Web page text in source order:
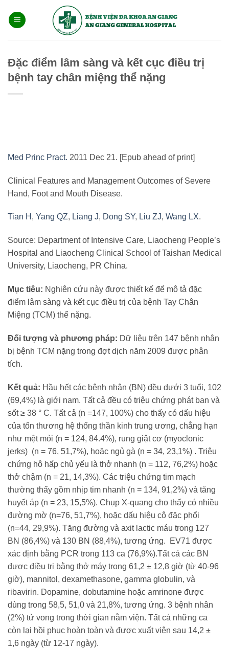
qua
Đặc điểm lâm sàng và kết cục điều trị
bệnh tay chân miệng thể nặng
Med Princ Pract. 2011 Dec 21. [Epub ahead of print]
Clinical Features and Management Outcomes of Severe
Hand, Foot and Mouth Disease.
Tian H , Yang QZ, Liang J, Dong SY, Liu ZJ, Wang LX.
Source: Department of Intensive Care, Liaocheng People’s
Hospital and Liaocheng Clinical School of Taishan Medical
University, Liaocheng, PR China.
Mục tiêu: Nghiên cứu này được thiết kế để mô tả đặc
điểm lâm sàng và kết cục điều trị của bệnh Tay Chân
Miệng (TCM) thể nặng.
Đối tượng và phương pháp: Dữ liệu trên 147 bệnh nhân
bị bệnh TCM nặng trong đợt dịch năm 2009 được phân
tích.
Kết quả: Hầu hết các bệnh nhân (BN) đều dưới 3 tuổi, 102
(69,4%) là giới nam. Tất cả đều có triệu chứng phát ban và
sốt ≥ 38 ° C. Tất cả (n =147, 100%) cho thấy có dấu hiệu
của tổn thương hệ thống thần kinh trung ương, chẳng hạn
như mệt mỏi (n = 124, 84.4%), rung giật cơ (myoclonic
jerks) (n = 76, 51,7%), hoặc ngủ gà (n = 34, 23,1%) . Triệu
chứng hô hấp chủ yếu là thở nhanh (n = 112, 76,2%) hoặc
thở chậm (n = 21, 14,3%). Các triệu chứng tim mạch
thường thấy gồm nhịp tim nhanh (n = 134, 91,2%) và tăng
huyết áp (n = 23, 15,5%). Chụp X-quang cho thấy có nhiều
đường mờ (n=76, 51,7%), hoặc dấu hiệu cô đặc phổi
(n=44, 29,9%). Tăng đường và axit lactic máu trong 127
BN (86,4%) và 130 BN (88,4%), tương ứng. EV71 được
xác định bằng PCR trong 113 ca (76,9%).Tất cả các BN
được điều trị bằng thở máy trong 61,2 ± 12,8 giờ (từ 40-96
giờ), mannitol, dexamethasone, gamma globulin, và
ribavirin. Dopamine, dobutamine hoặc amrinone được
dùng trong 58,5, 51,0 và 21,8%, tương ứng. 3 bệnh nhân
(2%) tử vong trong thời gian nằm viện. Tất cả những ca
còn lại hồi phục hoàn toàn và được xuất viện sau 14,2 ±
1,6 ngày (từ 12-17 ngày).